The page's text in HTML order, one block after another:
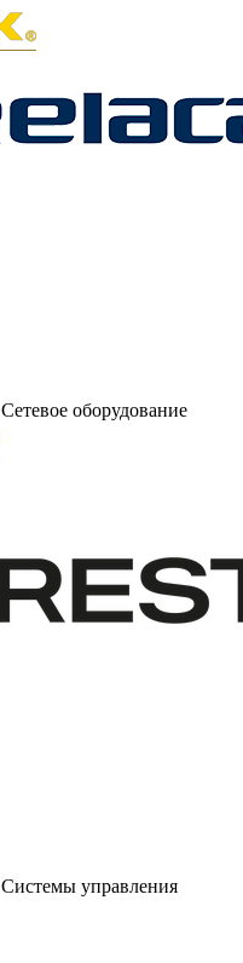
Сетевое оборудование
Системы управления